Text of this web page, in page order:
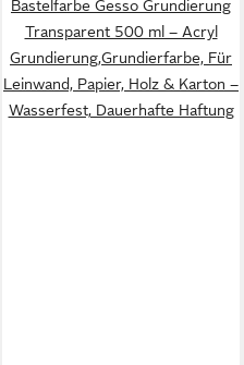
Bastelfarbe Gesso Grundierung
Transparent 500 ml – Acryl
Grundierung,Grundierfarbe, Für
Leinwand, Papier, Holz & Karton –
Wasserfest, Dauerhafte Haftung